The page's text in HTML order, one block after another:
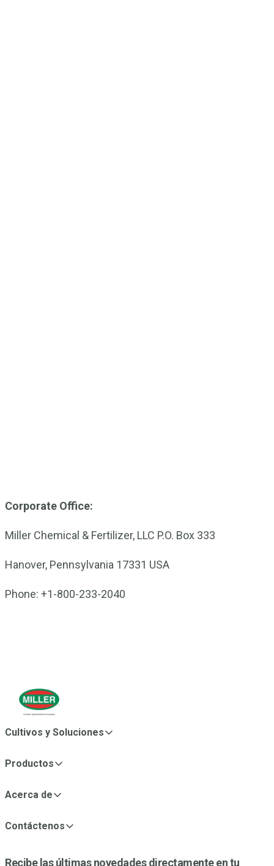
Corporate Office:
Miller Chemical & Fertilizer, LLC P.O. Box 333
Hanover, Pennsylvania 17331 USA
Phone: +1-800-233-2040
Cultivos y Soluciones
Productos
Acerca de
Contáctenos
Recibe las últimas novedades directamente en tu